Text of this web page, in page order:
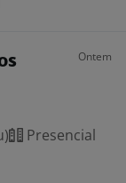
Ontem
Presencial